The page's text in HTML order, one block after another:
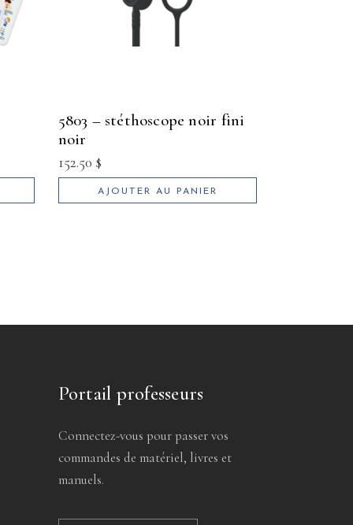
5803 – stéthoscope noir fini
noir
152.50 $
AJOUTER AU PANIER
Portail professeurs
Connectez-vous pour passer vos
commandes de matériel, livres et
manuels.